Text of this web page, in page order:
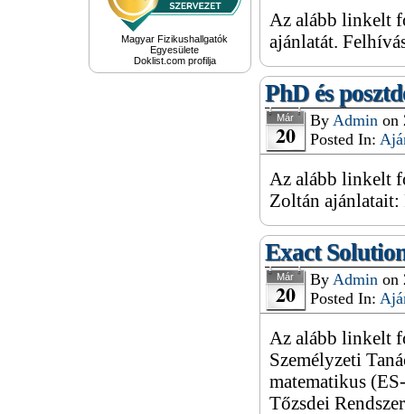
Magyar Fizikushallgatók
Egyesülete
Doklist.com profilja
Az alább linkelt
ajánlatát.
PhD és
Már
20 ByAdmin on
Posted In:
Az alább linkelt
Zoltán ajánlatait:
Exact
Már
20 ByAdmin on
Posted In:
Az alább linkelt
Személyzeti
matematikus
Tőzsdei